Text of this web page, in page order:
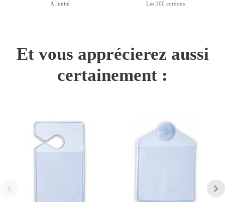
A l'unité Les 100 cordons
Et vous apprécierez aussi
certainement :